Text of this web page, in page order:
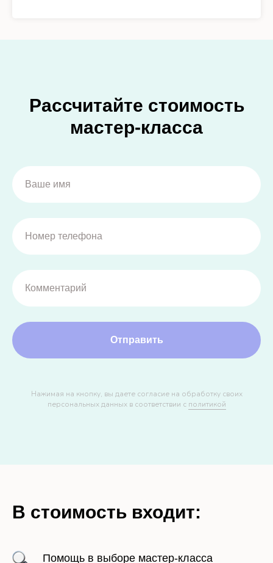
Рассчитайте стоимость
мастер-класса
Отправить
Нажимая на кнопку, вы даете согласие на обработку своих
персональных данных в соответствии с политикой
В стоимость входит:
Помощь в выборе мастер-класса